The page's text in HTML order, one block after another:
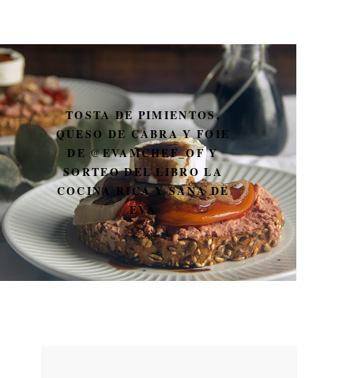
CALZONE DE SALAMI Y
JAMÓN DE YORK